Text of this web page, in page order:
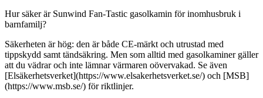
Hur säker är Sunwind Fan-Tastic gasolkamin för inomhusbruk i
barnfamilj?
Säkerheten är hög: den är både CE-märkt och utrustad med
tippskydd samt tändsäkring. Men som alltid med gasolkaminer gäller
att du vädrar och inte lämnar värmaren oövervakad. Se även
[Elsäkerhetsverket](https://www.elsakerhetsverket.se/) och [MSB]
(https://www.msb.se/) för riktlinjer.